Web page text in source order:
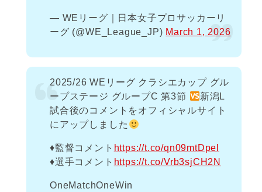
— WEリーグ｜日本女子プロサッカーリ
ーグ (@WE_League_JP) March 1, 2026
2025/26 WEリーグ クラシエカップ グル
ープステージ グループC 第3節
新潟L
試合後のコメントをオフィシャルサイト
にアップしました
♦️監督コメント https://t.co/qn09mtDpel
♦️選手コメント https://t.co/Vrb3sjCH2N
OneMatchOneWin